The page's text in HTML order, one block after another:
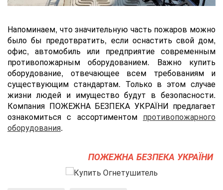
Напоминаем, что значительную часть пожаров можно
было бы предотвратить, если оснастить cвой дом,
офис, автомобиль или предприятие современным
противопожарным оборудованием. Важно купить
оборудование, отвечающее всем требованиям и
существующим стандартам. Только в этом случае
жизни людей и имущество будут в безопасности.
Компания ПОЖЕЖНА БЕЗПЕКА УКРАЇНИ предлагает
ознакомиться с ассортиментом противопожарного
оборудования.
ПОЖЕЖНА БЕЗПЕКА УКРАЇНИ